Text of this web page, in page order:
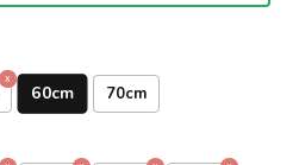
60cm
70cm